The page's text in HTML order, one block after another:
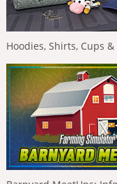
Hoodies, Shirts, Cups